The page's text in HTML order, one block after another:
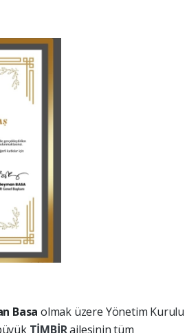
Basa olmak üzere Yönetim Kurulu
TİMBİRailesinin tüm